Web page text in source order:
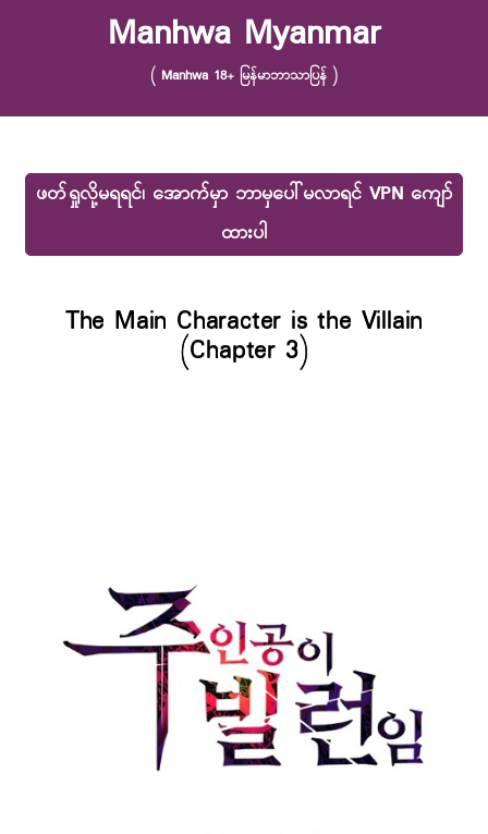
Manhwa Myanmar
( Manhwa 18+ မြန်မာဘာသာပြန် )
ဖတ်ရှုလို့မရရင်၊ အောက်မှာ ဘာမှပေါ်မလာရင် VPN ကျော်
ထားပါ
The Main Character is the Villain
(Chapter 3)